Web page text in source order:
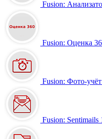
Fusion:
Fusion: Оценка
Fusion: Фото-
Fusion: Sentimails